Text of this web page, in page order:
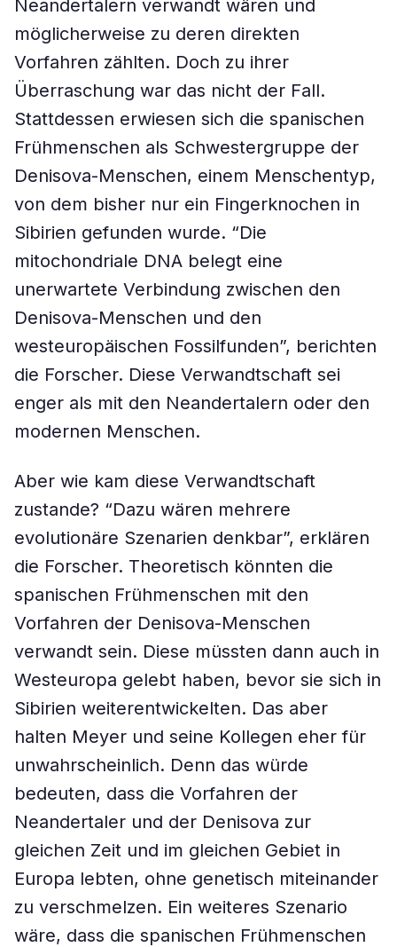
Neandertalern verwandt wären und
möglicherweise zu deren direkten
Vorfahren zählten. Doch zu ihrer
Überraschung war das nicht der Fall.
Stattdessen erwiesen sich die spanischen
Frühmenschen als Schwestergruppe der
Denisova-Menschen, einem Menschentyp,
von dem bisher nur ein Fingerknochen in
Sibirien gefunden wurde. “Die
mitochondriale DNA belegt eine
unerwartete Verbindung zwischen den
Denisova-Menschen und den
westeuropäischen Fossilfunden”, berichten
die Forscher. Diese Verwandtschaft sei
enger als mit den Neandertalern oder den
modernen Menschen.
Aber wie kam diese Verwandtschaft
zustande? “Dazu wären mehrere
evolutionäre Szenarien denkbar”, erklären
die Forscher. Theoretisch könnten die
spanischen Frühmenschen mit den
Vorfahren der Denisova-Menschen
verwandt sein. Diese müssten dann auch in
Westeuropa gelebt haben, bevor sie sich in
Sibirien weiterentwickelten. Das aber
halten Meyer und seine Kollegen eher für
unwahrscheinlich. Denn das würde
bedeuten, dass die Vorfahren der
Neandertaler und der Denisova zur
gleichen Zeit und im gleichen Gebiet in
Europa lebten, ohne genetisch miteinander
zu verschmelzen. Ein weiteres Szenario
wäre, dass die spanischen Frühmenschen